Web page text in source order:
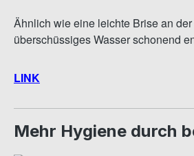
Ähnlich wie eine leichte Brise an
überschüssiges Wasser schonend
LINK
Mehr Hygiene durch